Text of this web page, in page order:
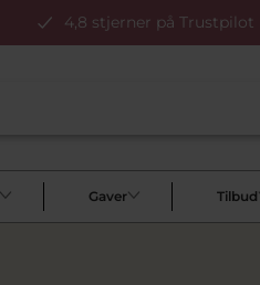
4,8 stjerner på Trustpilot
Gaver Tilbud